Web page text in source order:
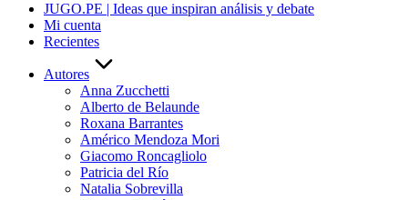
JUGO.PE | Ideas que inspiran análisis y debate
Mi cuenta
Recientes
Autores
Anna Zucchetti
Alberto de Belaunde
Roxana Barrantes
Américo Mendoza Mori
Giacomo Roncagliolo
Patricia del Río
Natalia Sobrevilla